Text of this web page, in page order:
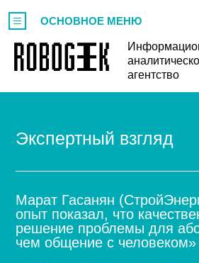
агентство
ОСНОВНОЕ МЕНЮ
Экспертный взгляд
Марат Гасанян
опыт показал, что
решение проблемы для
чем общение с человеком»